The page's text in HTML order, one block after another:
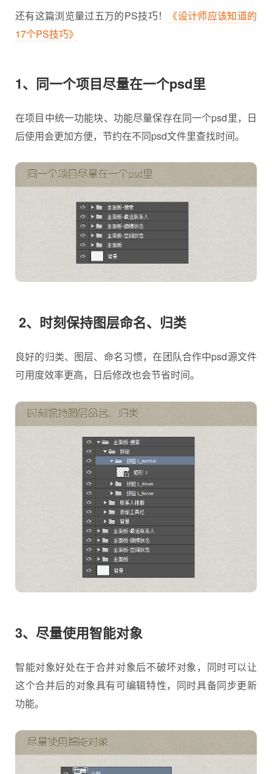
还有这篇浏览量过五万的PS技巧！
《设计师应该知道的
17个PS技巧》
1、同一个项目尽量在一个psd里
在项目中统一功能块、功能尽量保存在同一个psd里，日
后使用会更加方便，节约在不同psd文件里查找时间。
2、时刻保持图层命名、归类
良好的归类、图层、命名习惯，在团队合作中psd源文件
可用度效率更高，日后修改也会节省时间。
3、尽量使用智能对象
智能对象好处在于合并对象后不破坏对象，同时可以让
这个合并后的对象具有可编辑特性，同时具备同步更新
功能。